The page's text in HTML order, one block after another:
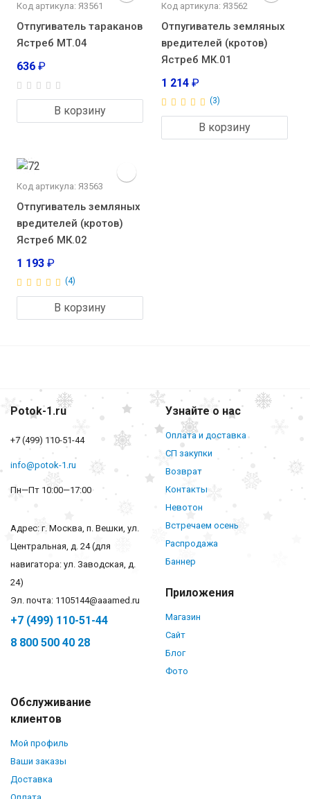
Код артикула: Я3561
Отпугиватель тараканов
Ястреб МТ.04
636 ₽
В корзину
Код артикула: Я3562
Отпугиватель земляных
вредителей (кротов)
Ястреб МК.01
1 214 ₽
(3)
В корзину
Код артикула: Я3563
Отпугиватель земляных
вредителей (кротов)
Ястреб МК.02
1 193 ₽
(4)
В корзину
Potok-1.ru
+7 (499) 110-51-44
info@potok-1.ru
Пн—Пт 10:00—17:00
Адрес: г. Москва, п. Вешки, ул.
Центральная, д. 24 (для
навигатора: ул. Заводская, д.
24)
Эл. почта: 1105144@aaamed.ru
+7 (499) 110-51-44
8 800 500 40 28
Узнайте о нас
Оплата и доставка
СП закупки
Возврат
Контакты
Невотон
Встречаем осень
Распродажа
Баннер
Приложения
Магазин
Сайт
Блог
Фото
Обслуживание
клиентов
Мой профиль
Ваши заказы
Доставка